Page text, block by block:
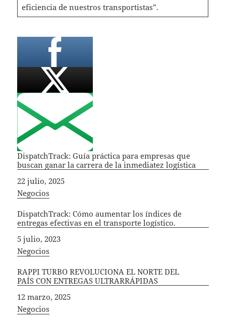
eficiencia de nuestros transportistas”.
DispatchTrack: Guía práctica para empresas que
buscan ganar la carrera de la inmediatez logística
Fecha
22 julio, 2025
In relation to
Negocios
DispatchTrack: Cómo aumentar los índices de
entregas efectivas en el transporte logístico.
Fecha
5 julio, 2023
In relation to
Negocios
RAPPI TURBO REVOLUCIONA EL NORTE DEL
PAÍS CON ENTREGAS ULTRARRÁPIDAS
Fecha
12 marzo, 2025
In relation to
Negocios